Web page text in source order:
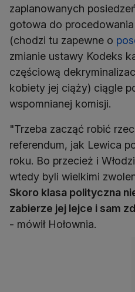
zaplanowanych
gotowa do
(chodzi tu zapewne o
zmianie ustawy Kodeks
częściową
kobiety jej ciąży) ciągle
wspomnianej komisji.
"Trzeba zacząć robić
referendum, jak Lewica
roku. Bo przecież i
wtedy byli wielkimi
Skoro klasa polityczna
zabierze jej lejce i sam
- mówił Hołownia.